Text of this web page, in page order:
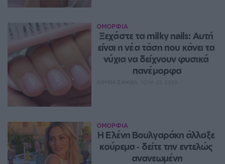
ΟΜΟΡΦΙΑ
Ξεχάστε τα milky nails: Αυτή
είναι η νέα τάση που κάνει τα
νύχια να δείχνουν φυσικά
πανέμορφα
ΟΜΟΡΦΙΑ
Η Ελένη Βουλγαράκη άλλαξε
κούρεμα ‑ δείτε την εντελώς
ανανεωμένη